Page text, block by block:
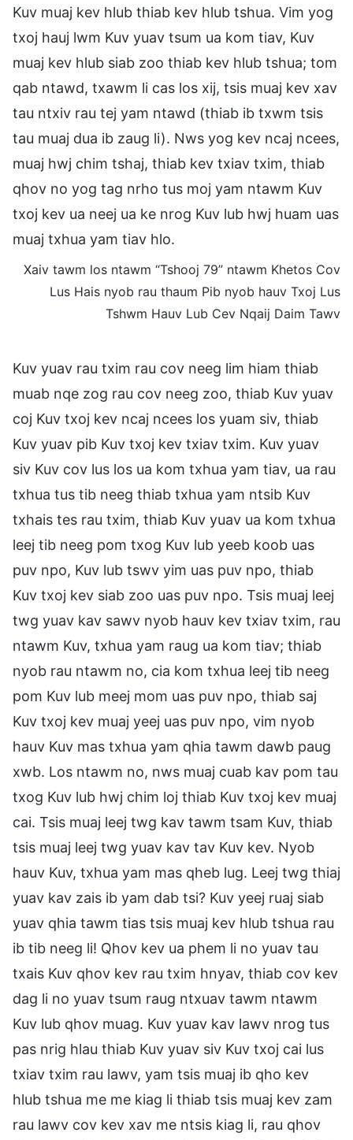
Kuv muaj kev hlub thiab kev hlub tshua. Vim yog
txoj hauj lwm Kuv yuav tsum ua kom tiav, Kuv
muaj kev hlub siab zoo thiab kev hlub tshua; tom
qab ntawd, txawm li cas los xij, tsis muaj kev xav
tau ntxiv rau tej yam ntawd (thiab ib txwm tsis
tau muaj dua ib zaug li). Nws yog kev ncaj ncees,
muaj hwj chim tshaj, thiab kev txiav txim, thiab
qhov no yog tag nrho tus moj yam ntawm Kuv
txoj kev ua neej ua ke nrog Kuv lub hwj huam uas
muaj txhua yam tiav hlo.
Xaiv tawm los ntawm “Tshooj 79” ntawm Khetos Cov
Lus Hais nyob rau thaum Pib nyob hauv Txoj Lus
Tshwm Hauv Lub Cev Nqaij Daim Tawv
Kuv yuav rau txim rau cov neeg lim hiam thiab
muab nqe zog rau cov neeg zoo, thiab Kuv yuav
coj Kuv txoj kev ncaj ncees los yuam siv, thiab
Kuv yuav pib Kuv txoj kev txiav txim. Kuv yuav
siv Kuv cov lus los ua kom txhua yam tiav, ua rau
txhua tus tib neeg thiab txhua yam ntsib Kuv
txhais tes rau txim, thiab Kuv yuav ua kom txhua
leej tib neeg pom txog Kuv lub yeeb koob uas
puv npo, Kuv lub tswv yim uas puv npo, thiab
Kuv txoj kev siab zoo uas puv npo. Tsis muaj leej
twg yuav kav sawv nyob hauv kev txiav txim, rau
ntawm Kuv, txhua yam raug ua kom tiav; thiab
nyob rau ntawm no, cia kom txhua leej tib neeg
pom Kuv lub meej mom uas puv npo, thiab saj
Kuv txoj kev muaj yeej uas puv npo, vim nyob
hauv Kuv mas txhua yam qhia tawm dawb paug
xwb. Los ntawm no, nws muaj cuab kav pom tau
txog Kuv lub hwj chim loj thiab Kuv txoj kev muaj
cai. Tsis muaj leej twg kav tawm tsam Kuv, thiab
tsis muaj leej twg yuav kav tav Kuv kev. Nyob
hauv Kuv, txhua yam mas qheb lug. Leej twg thiaj
yuav kav zais ib yam dab tsi? Kuv yeej ruaj siab
yuav qhia tawm tias tsis muaj kev hlub tshua rau
ib tib neeg li! Qhov kev ua phem li no yuav tau
txais Kuv qhov kev rau txim hnyav, thiab cov kev
dag li no yuav tsum raug ntxuav tawm ntawm
Kuv lub qhov muag. Kuv yuav kav lawv nrog tus
pas nrig hlau thiab Kuv yuav siv Kuv txoj cai lus
txiav txim rau lawv, yam tsis muaj ib qho kev
hlub tshua me me kiag li thiab tsis muaj kev zam
rau lawv cov kev xav me ntsis kiag li, rau qhov